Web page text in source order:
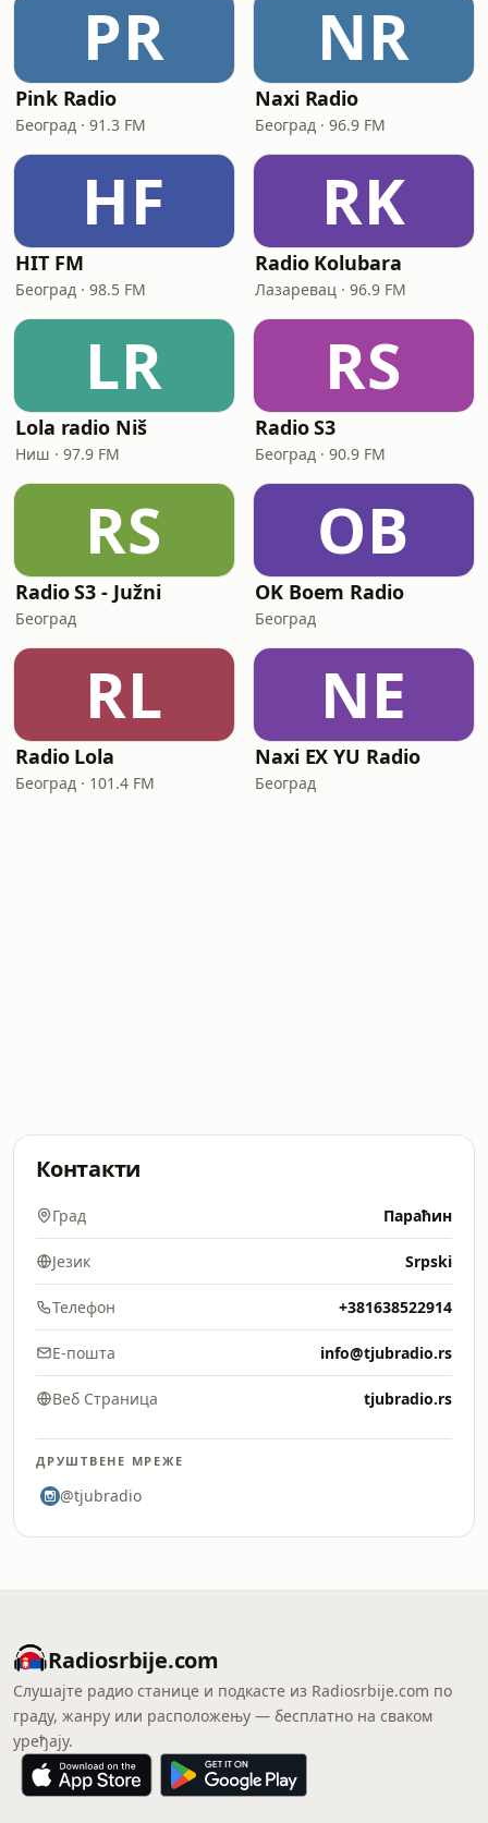
PR
Pink Radio
Београд · 91.3 FM
NR
Naxi Radio
Београд · 96.9 FM
HF
HIT FM
Београд · 98.5 FM
RK
Radio Kolubara
Лазаревац · 96.9 FM
LR
Lola radio Niš
Ниш · 97.9 FM
RS
Radio S3
Београд · 90.9 FM
RS
Radio S3 - Južni
Београд
OB
OK Boem Radio
Београд
RL
Radio Lola
Београд · 101.4 FM
NE
Naxi EX YU Radio
Београд
Контакти
Град Параћин
Језик Srpski
Телефон +381638522914
Е-пошта info@tjubradio.rs
Веб Страница tjubradio.rs
ДРУШТВЕНЕ МРЕЖЕ
@tjubradio
Radiosrbije.com
Слушајте радио станице и подкасте из Radiosrbije.com по
граду, жанру или расположењу — бесплатно на сваком
уређају.